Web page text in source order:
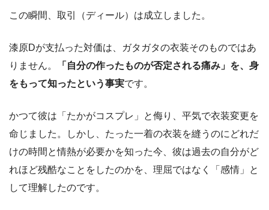
この瞬間、取引（ディール）は成立しました。
漆原Dが支払った対価は、ガタガタの衣装そのものではあ
りません。
「自分の作ったものが否定される痛み」を、身
をもって知ったという事実です。
かつて彼は「たかがコスプレ」と侮り、平気で衣装変更を
命じました。しかし、たった一着の衣装を縫うのにどれだ
けの時間と情熱が必要かを知った今、彼は過去の自分がど
れほど残酷なことをしたのかを、理屈ではなく「感情」と
して理解したのです。